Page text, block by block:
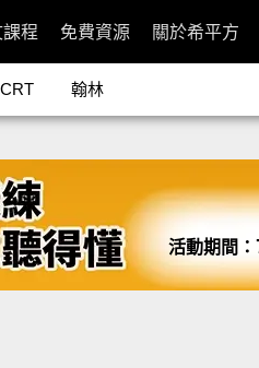
課程 免費資源 關於希平方
翰林
活動期間：